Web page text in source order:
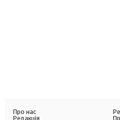
Про нас
Редакція